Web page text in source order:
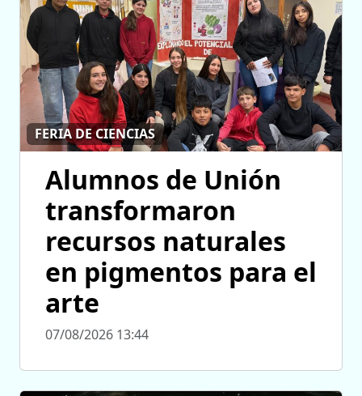
FERIA DE CIENCIAS
Alumnos de Unión
transformaron
recursos naturales
en pigmentos para el
arte
07/08/2026 13:44